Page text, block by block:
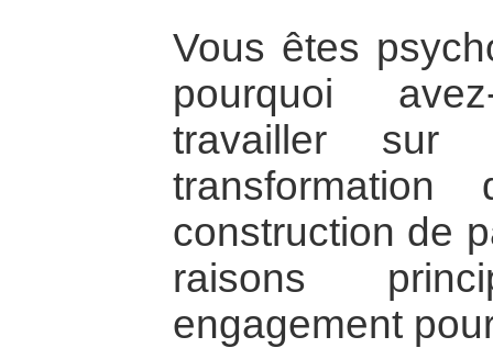
Vous êtes
pourquoi
travailler
construction de
raisons
engagement